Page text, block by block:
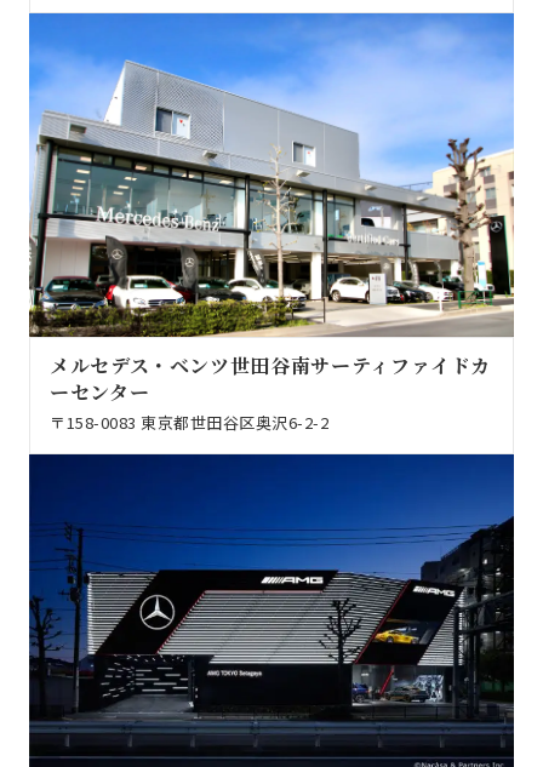
メルセデス・ベンツ世田谷南サーティファイドカ
ーセンター
〒158-0083 東京都世田谷区奥沢6-2-2